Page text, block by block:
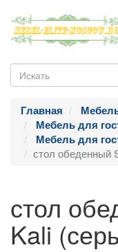
Главная
Мебель для
Мебель для
стол обеденный
стол
Kali